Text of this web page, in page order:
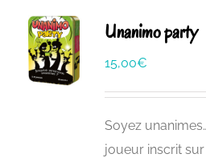
Unanimo party
15,00€
Soyez
joueur inscrit